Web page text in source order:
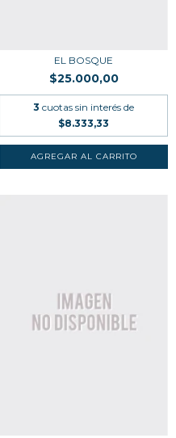
EL BOSQUE
$25.000,00
3 cuotas sin interés de
$8.333,33